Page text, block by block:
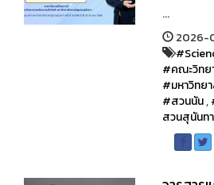
...
2026-
#คณะวิทย
#มหาวิทย
#สวนนัน,
สวนสุนันทา